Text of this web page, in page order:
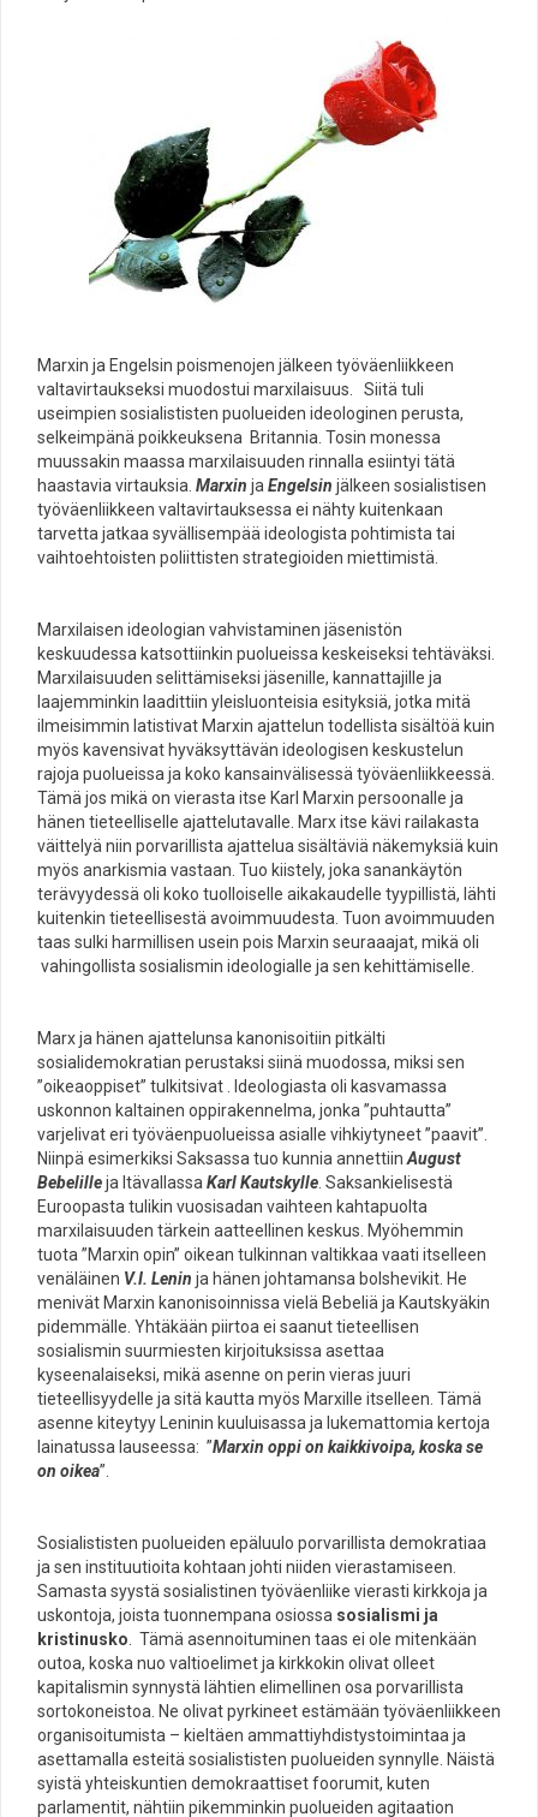
Marxin ja Engelsin poismenojen jälkeen työväenliikkeen
valtavirtaukseksi muodostui marxilaisuus. Siitä tuli
useimpien sosialististen puolueiden ideologinen perusta,
selkeimpänä poikkeuksena Britannia. Tosin monessa
muussakin maassa marxilaisuuden rinnalla esiintyi tätä
haastavia virtauksia. Marxin ja Engelsin jälkeen sosialistisen
työväenliikkeen valtavirtauksessa ei nähty kuitenkaan
tarvetta jatkaa syvällisempää ideologista pohtimista tai
vaihtoehtoisten poliittisten strategioiden miettimistä.
Marxilaisen ideologian vahvistaminen jäsenistön
keskuudessa katsottiinkin puolueissa keskeiseksi tehtäväksi.
Marxilaisuuden selittämiseksi jäsenille, kannattajille ja
laajemminkin laadittiin yleisluonteisia esityksiä, jotka mitä
ilmeisimmin latistivat Marxin ajattelun todellista sisältöä kuin
myös kavensivat hyväksyttävän ideologisen keskustelun
rajoja puolueissa ja koko kansainvälisessä työväenliikkeessä.
Tämä jos mikä on vierasta itse Karl Marxin persoonalle ja
hänen tieteelliselle ajattelutavalle. Marx itse kävi railakasta
väittelyä niin porvarillista ajattelua sisältäviä näkemyksiä kuin
myös anarkismia vastaan. Tuo kiistely, joka sanankäytön
terävyydessä oli koko tuolloiselle aikakaudelle tyypillistä, lähti
kuitenkin tieteellisestä avoimmuudesta. Tuon avoimmuuden
taas sulki harmillisen usein pois Marxin seuraaajat, mikä oli
vahingollista sosialismin ideologialle ja sen kehittämiselle.
Marx ja hänen ajattelunsa kanonisoitiin pitkälti
sosialidemokratian perustaksi siinä muodossa, miksi sen
”oikeaoppiset” tulkitsivat . Ideologiasta oli kasvamassa
uskonnon kaltainen oppirakennelma, jonka ”puhtautta”
varjelivat eri työväenpuolueissa asialle vihkiytyneet ”paavit”.
Niinpä esimerkiksi Saksassa tuo kunnia annettiin August
Bebelilleja Itävallassa Karl Kautskylle . Saksankielisestä
Euroopasta tulikin vuosisadan vaihteen kahtapuolta
marxilaisuuden tärkein aatteellinen keskus. Myöhemmin
tuota ”Marxin opin” oikean tulkinnan valtikkaa vaati itselleen
venäläinen V.I. Lenin ja hänen johtamansa bolshevikit. He
menivät Marxin kanonisoinnissa vielä Bebeliä ja Kautskyäkin
pidemmälle. Yhtäkään piirtoa ei saanut tieteellisen
sosialismin suurmiesten kirjoituksissa asettaa
kyseenalaiseksi, mikä asenne on perin vieras juuri
tieteellisyydelle ja sitä kautta myös Marxille itselleen. Tämä
asenne kiteytyy Leninin kuuluisassa ja lukemattomia kertoja
lainatussa lauseessa: ”Marxin oppi on kaikkivoipa, koska se
on oikea”.
Sosialististen puolueiden epäluulo porvarillista demokratiaa
ja sen instituutioita kohtaan johti niiden vierastamiseen.
Samasta syystä sosialistinen työväenliike vierasti kirkkoja ja
uskontoja, joista tuonnempana osiossa sosialismi ja
kristinusko . Tämä asennoituminen taas ei ole mitenkään
outoa, koska nuo valtioelimet ja kirkkokin olivat olleet
kapitalismin synnystä lähtien elimellinen osa porvarillista
sortokoneistoa. Ne olivat pyrkineet estämään työväenliikkeen
organisoitumista – kieltäen ammattiyhdistystoimintaa ja
asettamalla esteitä sosialististen puolueiden synnylle. Näistä
syistä yhteiskuntien demokraattiset foorumit, kuten
parlamentit, nähtiin pikemminkin puolueiden agitaation